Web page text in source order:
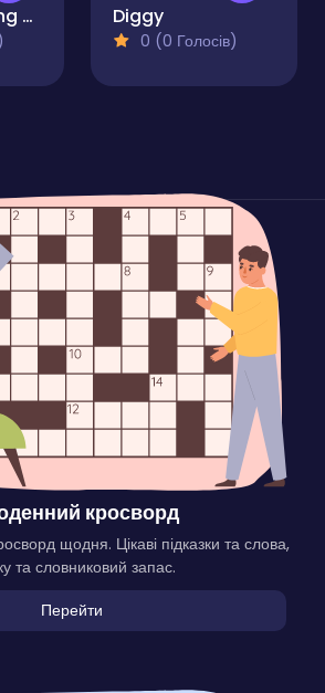
Anime Coloring Pages For Kids Diggy
0 (0 Голосів)
кросворд
щодня. Цікаві підказки та слова,
та словниковий запас.
Перейти